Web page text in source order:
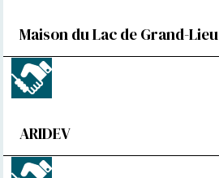
Maison du Lac de Grand-Lieu
ARIDEV